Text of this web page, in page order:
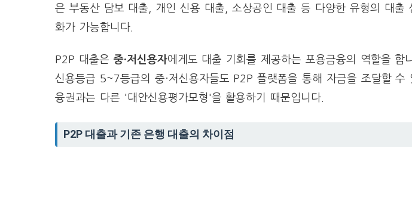
은 부동산 담보 대출, 개인 신용 대출, 소상공인 대출 등 다양한 유형의 대출
화가 가능합니다.
P2P 대출은 중·저신용자에게도 대출 기회를 제공하는 포용금융의 역할을 합
신용등급 5~7등급의 중·저신용자들도 P2P 플랫폼을 통해 자금을 조달할
융권과는 다른 '대안신용평가모형'을 활용하기 때문입니다.
P2P 대출과 기존 은행 대출의 차이점